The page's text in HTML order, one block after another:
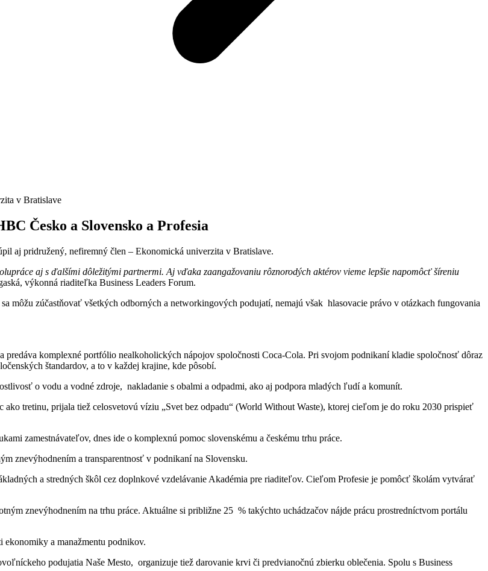
v Bratislave
Česko a Slovensko a Profesia
aj pridružený, nefiremný člen – Ekonomická univerzita v Bratislave.
aj s ďalšími dôležitými partnermi. Aj vďaka zaangažovaniu rôznorodých aktérov vieme lepšie napomôcť šíreniu
výkonná riaditeľka Business Leaders Forum.
môžu zúčastňovať všetkých odborných a networkingových podujatí, nemajú však hlasovacie právo v otázkach fungovania
komplexné portfólio nealkoholických nápojov spoločnosti Coca-Cola. Pri svojom podnikaní kladie spoločnosť dôraz
štandardov, a to v každej krajine, kde pôsobí.
o vodu a vodné zdroje, nakladanie s obalmi a odpadmi, ako aj podpora mladých ľudí a komunít.
tretinu, prijala tiež celosvetovú víziu „Svet bez odpadu“ (World Without Waste), ktorej cieľom je do roku 2030 prispieť
zamestnávateľov, dnes ide o komplexnú pomoc slovenskému a českému trhu práce.
znevýhodnením a transparentnosť v podnikaní na Slovensku.
a stredných škôl cez doplnkové vzdelávanie Akadémia pre riaditeľov. Cieľom Profesie je pomôcť školám vytvárať
znevýhodnením na trhu práce. Aktuálne si približne 25 % takýchto uchádzačov nájde prácu prostredníctvom portálu
ekonomiky a manažmentu podnikov.
podujatia Naše Mesto, organizuje tiež darovanie krvi či predvianočnú zbierku oblečenia. Spolu s Business